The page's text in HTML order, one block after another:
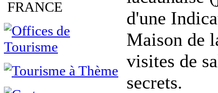
FRANCE
d'une
Maison de
visites de
secrets.